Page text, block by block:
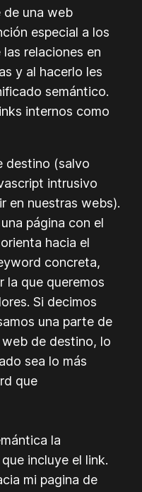
de una web
especial a los
relaciones en
y al hacerlo les
semántico.
internos como
destino (salvo
intrusivo
en nuestras webs).
página con el
hacia el
concreta,
la que queremos
Si decimos
una parte de
de destino, lo
sea lo más
que
la
incluye el link.
mi pagina de